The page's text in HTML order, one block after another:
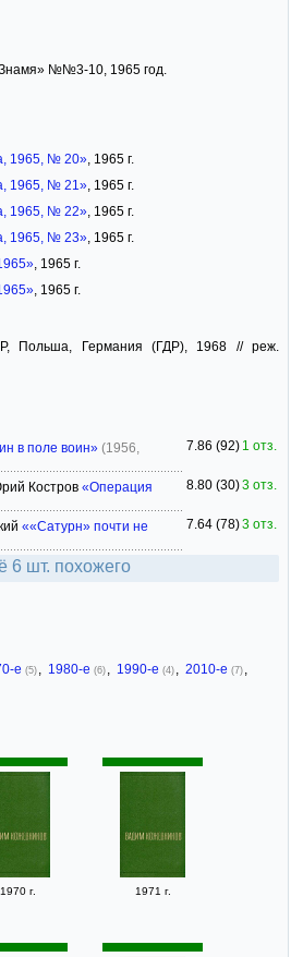
№№3-10, 1965 год.
1965, № 20», 1965 г.
1965, № 21», 1965 г.
1965, № 22», 1965 г.
1965, № 23», 1965 г.
, 1965 г.
, 1965 г.
Польша, Германия (ГДР), 1968 // реж.
в поле воин» (1956,
7.86 (92) 1 отз.
Костров «Операция
8.80 (30)3 отз.
««Сатурн» почти не
7.64 (78)3 отз.
6 шт. похожего
е (5) , 1980-е (6) , 1990-е (4) , 2010-е (7) ,
1970 г.
1971 г.